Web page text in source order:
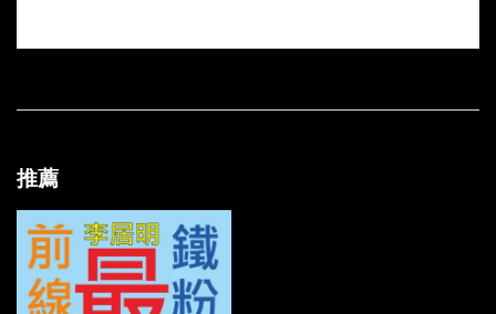
第三十三集 - 李居明大師抗疫三雄護你家
第三十一集 - 做個九運行運人
第三十集 - 長壽的秘密
第廿九集 - 防疫防病小兒鑼
推薦